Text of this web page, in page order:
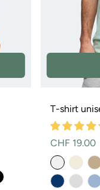
T-shirt
Prix
normal
CHF 19.00